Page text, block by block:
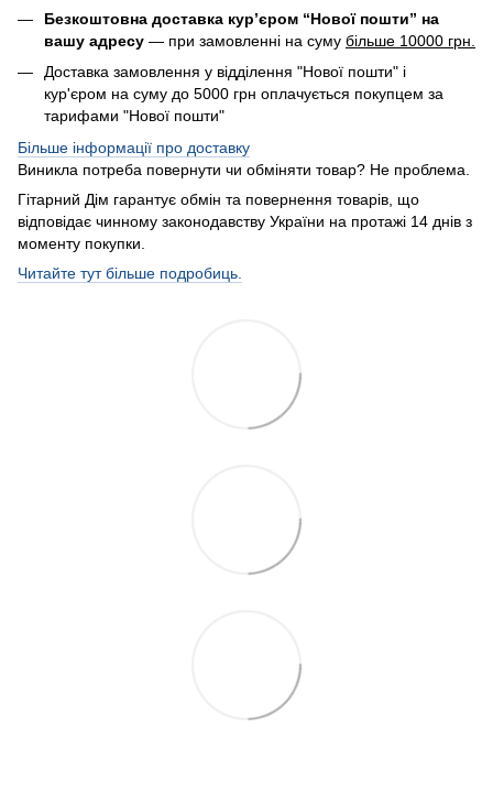
Безкоштовна доставка кур’єром “Нової пошти” на
вашу адресу — при замовленні на суму більше 10000 грн.
Доставка замовлення у відділення "Нової пошти" і
кур'єром на суму до 5000 грн оплачується покупцем за
тарифами "Нової пошти"
Більше інформації про доставку
Виникла потреба повернути чи обміняти товар? Не проблема.
Гітарний Дім гарантує обмін та повернення товарів, що
відповідає чинному законодавству України на протажі 14 днів з
моменту покупки.
Читайте тут більше подробиць.